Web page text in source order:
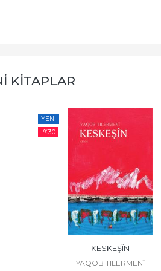
KİTAPLAR
YENI
-%30
KESKEŞÎN
YAQOB TILERMENÎ